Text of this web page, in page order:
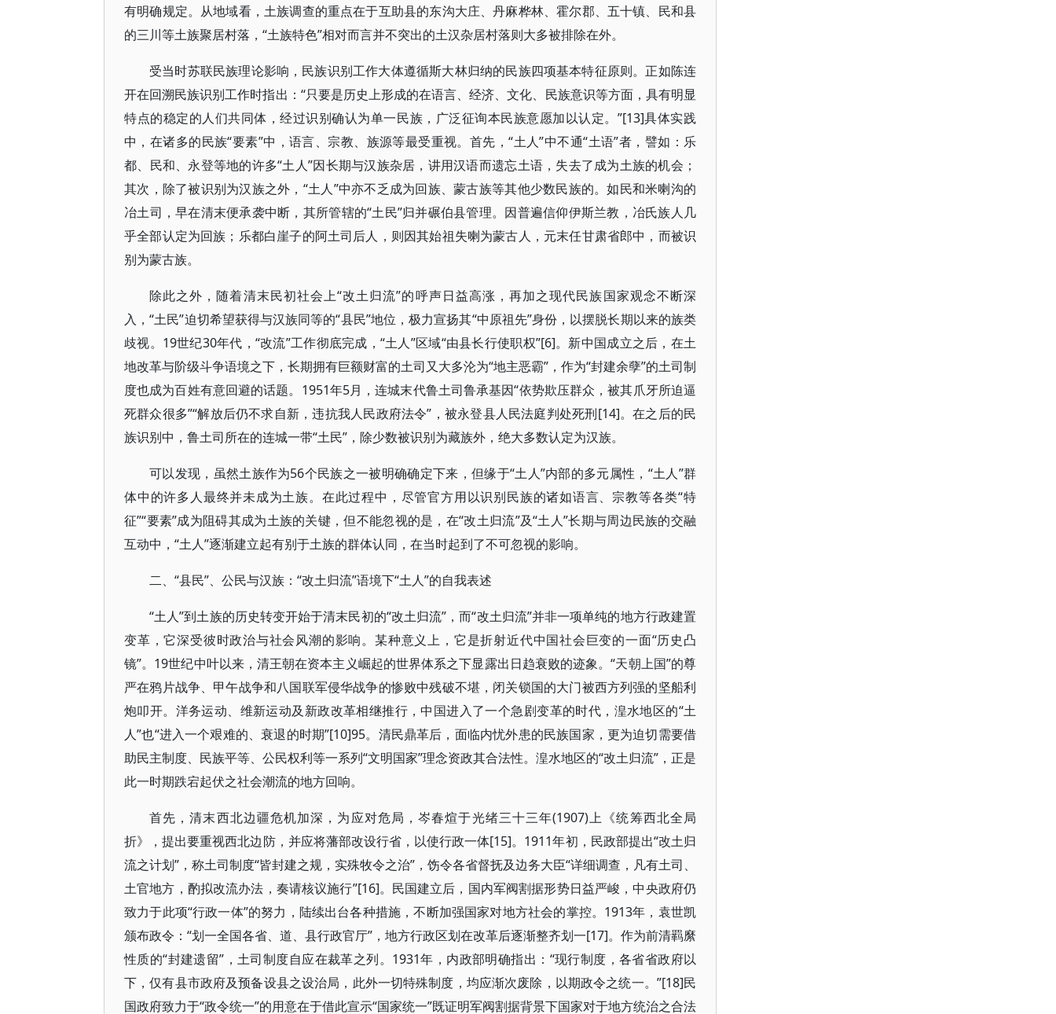
有明确规定。从地域看，土族调查的重点在于互助县的东沟大庄、丹麻桦林、霍尔郡、五十镇、民和县
的三川等土族聚居村落，“土族特色”相对而言并不突出的土汉杂居村落则大多被排除在外。
受当时苏联民族理论影响，民族识别工作大体遵循斯大林归纳的民族四项基本特征原则。正如陈连
开在回溯民族识别工作时指出：“只要是历史上形成的在语言、经济、文化、民族意识等方面，具有明显
特点的稳定的人们共同体，经过识别确认为单一民族，广泛征询本民族意愿加以认定。”[13]具体实践
中，在诸多的民族“要素”中，语言、宗教、族源等最受重视。首先，“土人”中不通“土语”者，譬如：乐
都、民和、永登等地的许多“土人”因长期与汉族杂居，讲用汉语而遗忘土语，失去了成为土族的机会；
其次，除了被识别为汉族之外，“土人”中亦不乏成为回族、蒙古族等其他少数民族的。如民和米喇沟的
冶土司，早在清末便承袭中断，其所管辖的“土民”归并碾伯县管理。因普遍信仰伊斯兰教，冶氏族人几
乎全部认定为回族；乐都白崖子的阿土司后人，则因其始祖失喇为蒙古人，元末任甘肃省郎中，而被识
别为蒙古族。
除此之外，随着清末民初社会上“改土归流”的呼声日益高涨，再加之现代民族国家观念不断深
入，“土民”迫切希望获得与汉族同等的“县民”地位，极力宣扬其“中原祖先”身份，以摆脱长期以来的族类
歧视。19世纪30年代，“改流”工作彻底完成，“土人”区域“由县长行使职权”[6]。新中国成立之后，在土
地改革与阶级斗争语境之下，长期拥有巨额财富的土司又大多沦为“地主恶霸”，作为“封建余孽”的土司制
度也成为百姓有意回避的话题。1951年5月，连城末代鲁土司鲁承基因“依势欺压群众，被其爪牙所迫逼
死群众很多”“解放后仍不求自新，违抗我人民政府法令”，被永登县人民法庭判处死刑[14]。在之后的民
族识别中，鲁土司所在的连城一带“土民”，除少数被识别为藏族外，绝大多数认定为汉族。
可以发现，虽然土族作为56个民族之一被明确确定下来，但缘于“土人”内部的多元属性，“土人”群
体中的许多人最终并未成为土族。在此过程中，尽管官方用以识别民族的诸如语言、宗教等各类“特
征”“要素”成为阻碍其成为土族的关键，但不能忽视的是，在“改土归流”及“土人”长期与周边民族的交融
互动中，“土人”逐渐建立起有别于土族的群体认同，在当时起到了不可忽视的影响。
二、“县民”、公民与汉族：“改土归流”语境下“土人”的自我表述
“土人”到土族的历史转变开始于清末民初的“改土归流”，而“改土归流”并非一项单纯的地方行政建置
变革，它深受彼时政治与社会风潮的影响。某种意义上，它是折射近代中国社会巨变的一面“历史凸
镜”。19世纪中叶以来，清王朝在资本主义崛起的世界体系之下显露出日趋衰败的迹象。“天朝上国”的尊
严在鸦片战争、甲午战争和八国联军侵华战争的惨败中残破不堪，闭关锁国的大门被西方列强的坚船利
炮叩开。洋务运动、维新运动及新政改革相继推行，中国进入了一个急剧变革的时代，湟水地区的“土
人”也“进入一个艰难的、衰退的时期”[10]95。清民鼎革后，面临内忧外患的民族国家，更为迫切需要借
助民主制度、民族平等、公民权利等一系列“文明国家”理念资政其合法性。湟水地区的“改土归流”，正是
此一时期跌宕起伏之社会潮流的地方回响。
首先，清末西北边疆危机加深，为应对危局，岑春煊于光绪三十三年(1907)上《统筹西北全局
折》，提出要重视西北边防，并应将藩部改设行省，以使行政一体[15]。1911年初，民政部提出“改土归
流之计划”，称土司制度“皆封建之规，实殊牧令之治”，饬令各省督抚及边务大臣“详细调查，凡有土司、
土官地方，酌拟改流办法，奏请核议施行”[16]。民国建立后，国内军阀割据形势日益严峻，中央政府仍
致力于此项“行政一体”的努力，陆续出台各种措施，不断加强国家对地方社会的掌控。1913年，袁世凯
颁布政令：“划一全国各省、道、县行政官厅”，地方行政区划在改革后逐渐整齐划一[17]。作为前清羁縻
性质的“封建遗留”，土司制度自应在裁革之列。1931年，内政部明确指出：“现行制度，各省省政府以
下，仅有县市政府及预备设县之设治局，此外一切特殊制度，均应渐次废除，以期政令之统一。”[18]民
国政府致力于“政令统一”的用意在于借此宣示“国家统一”既证明军阀割据背景下国家对于地方统治之合法